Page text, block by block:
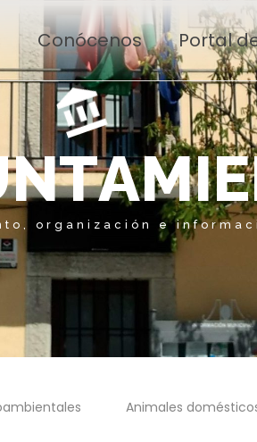
Conócenos Portal
NTAMIE
organización e
Animales